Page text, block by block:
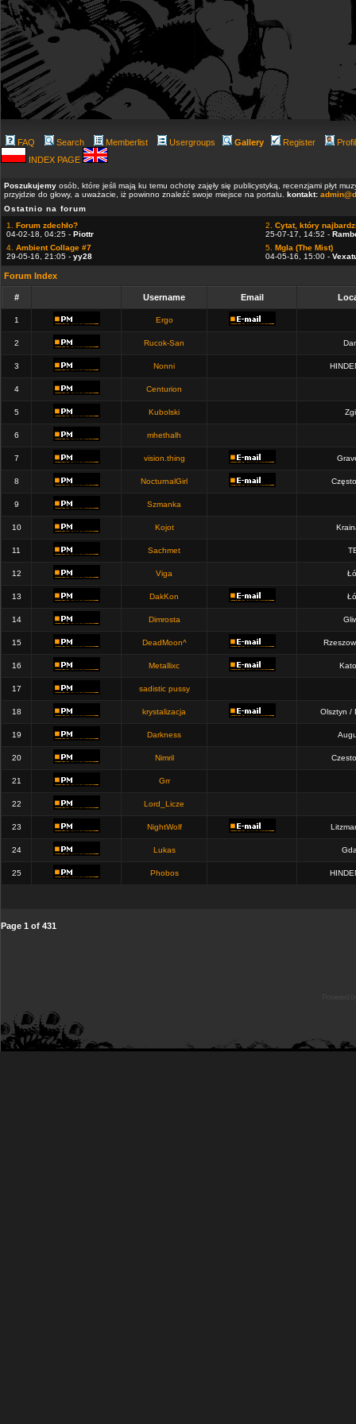
FAQ Search Memberlist Usergroups Gallery Register
INDEX PAGE
Poszukujemy osób, które jeśli mają ku temu ochotę zajęły się publicystyką, recenzjami płyt
przyjdzie do głowy, a uważacie, iż powinno znaleźć swoje miejsce na portalu. kontakt:
Ostatnio na forum
1. Forum zdechło?
04-02-18, 04:25 - Piottr
2. Cytat, który
25-07-17, 14:52 -
4. Ambient Collage #7
29-05-16, 21:05 - yy28
5. Mgla (The Mist)
04-05-16, 15:00 -
Forum Index
# Username Email
1 Ergo
2 Rucok-San
3 Nonni
4 Centurion
5 Kubolski
6 mhethalh
7 vision.thing
8 NocturnalGirl
9 Szmanka
10 Kojot
11 Sachmet
12 Viga
13 DakKon
14 Dimrosta
15 DeadMoon^
16 Metallixc
17 sadistic pussy
18 krystalizacja Olsztyn /
19 Darkness
20 Nimril
21 Grr
22 Lord_Licze
23 NightWolf
24 Lukas
25 Phobos
Page 1 of 431